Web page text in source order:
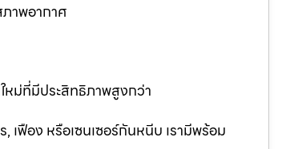
าพอากาศ
หม่ที่มีประสิทธิภาพสูงกว่า
, เฟือง หรือเซนเซอร์กันหนีบ เรามีพร้อม